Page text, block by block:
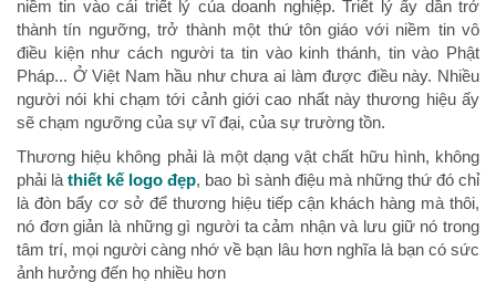
niềm tin vào cái triết lý của doanh nghiệp. Triết lý ấy dần trở
thành tín ngưỡng, trở thành một thứ tôn giáo với niềm tin vô
điều kiện như cách người ta tin vào kinh thánh, tin vào Phật
Pháp... Ở Việt Nam hầu như chưa ai làm được điều này. Nhiều
người nói khi chạm tới cảnh giới cao nhất này thương hiệu ấy
sẽ chạm ngưỡng của sự vĩ đại, của sự trường tồn.
Thương hiệu không phải là một dạng vật chất hữu hình, không
phải làthiết kế logo đẹp, bao bì sành điệu mà những thứ đó chỉ
là đòn bẩy cơ sở để thương hiệu tiếp cận khách hàng mà thôi,
nó đơn giản là những gì người ta cảm nhận và lưu giữ nó trong
tâm trí, mọi người càng nhớ về bạn lâu hơn nghĩa là bạn có sức
ảnh hưởng đến họ nhiều hơn